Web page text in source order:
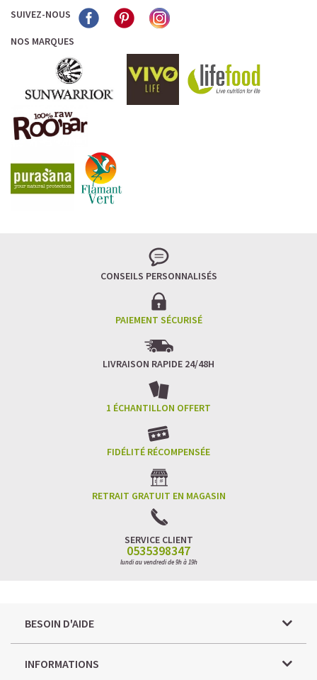
SUIVEZ-NOUS
NOS MARQUES
CONSEILS PERSONNALISÉS
PAIEMENT SÉCURISÉ
LIVRAISON RAPIDE 24/48H
1 ÉCHANTILLON OFFERT
FIDÉLITÉ RÉCOMPENSÉE
RETRAIT GRATUIT EN MAGASIN
SERVICE CLIENT
0535398347
lundi au vendredi de 9h à 19h
BESOIN D'AIDE
INFORMATIONS